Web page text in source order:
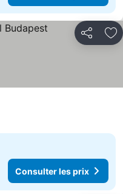
Partager
les prix
Consulter les prix